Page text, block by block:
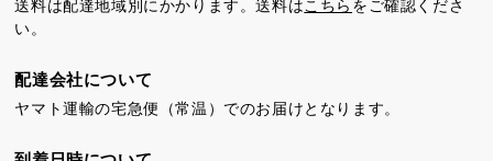
カステラ巻・三笠山
送料は配達地域別にかかります。送料はこちら をご確認くださ
い。
配達会社について
ヤマト運輸の宅急便（常温）でのお届けとなります。